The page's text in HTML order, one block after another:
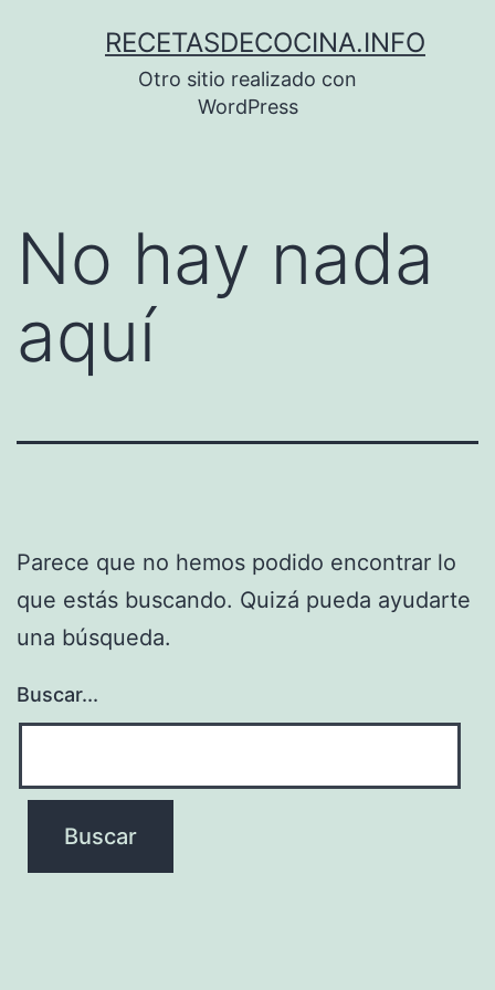
RECETASDECOCINA.INFO
Otro sitio realizado con
WordPress
No hay nada
aquí
Parece que no hemos podido encontrar lo
que estás buscando. Quizá pueda ayudarte
una búsqueda.
Buscar...